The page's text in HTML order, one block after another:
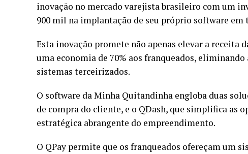
inovação no mercado varejista brasileiro com um
900 mil na implantação de seu próprio software em
Esta inovação promete não apenas elevar a receita
uma economia de 70% aos franqueados, eliminando
sistemas terceirizados.
O software da Minha Quitandinha engloba duas
de compra do cliente, e o QDash, que simplifica as
estratégica abrangente do empreendimento.
O QPay permite que os franqueados ofereçam um